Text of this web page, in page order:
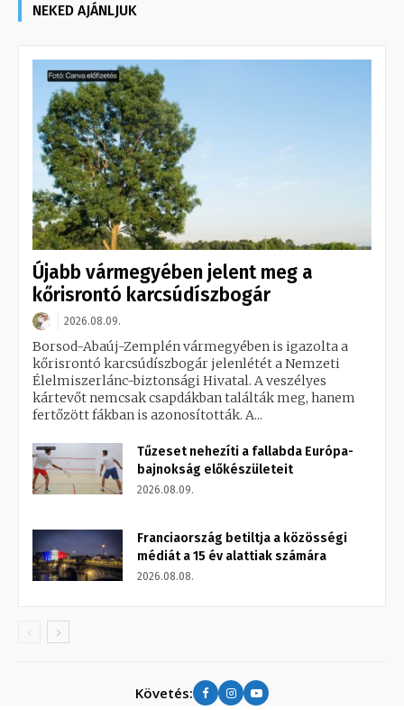
NEKED AJÁNLJUK
Újabb vármegyében jelent meg a
kőrisrontó karcsúdíszbogár
2026.08.09.
Borsod-Abaúj-Zemplén vármegyében is igazolta a
kőrisrontó karcsúdíszbogár jelenlétét a Nemzeti
Élelmiszerlánc-biztonsági Hivatal. A veszélyes
kártevőt nemcsak csapdákban találták meg, hanem
fertőzött fákban is azonosították. A...
Tűzeset nehezíti a fallabda Európa-
bajnokság előkészületeit
2026.08.09.
Franciaország betiltja a közösségi
médiát a 15 év alattiak számára
2026.08.08.
Követés: